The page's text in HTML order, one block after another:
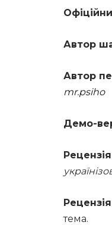
Автор
Автор
mr.psiho
Демо-
тема.